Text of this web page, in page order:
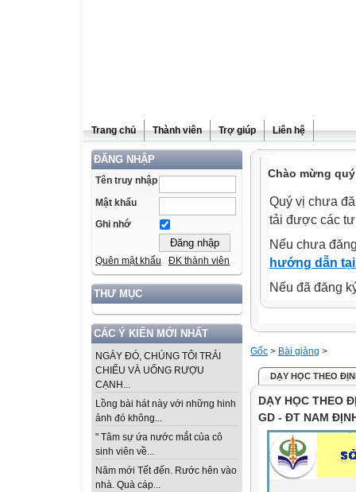
Trang chủ Thành viên Trợ giúp Liên hệ
ĐĂNG NHẬP
Tên truy nhập
Mật khẩu
Ghi nhớ
Quên mật khẩu ĐK thành viên
THƯ MỤC
CÁC Ý KIẾN MỚI NHẤT
NGÀY ĐÓ, CHÚNG TÔI TRẢI
CHIẾU VÀ UỐNG RƯỢU
CẠNH...
Lồng bài hát này với những hinh
ảnh đó không...
" Tâm sự ứa nước mắt của cô
sinh viên về...
Năm mới Tết đến. Rước hên vào
nhà. Quà cáp...
Chào mừng
Quý vị chưa
tải được các
Nếu chưa
hướng dẫn
Nếu đã đăng
Gốc > Bài giảng >
DẠY HỌC THEO
DẠY HỌC THEO
GD - ĐT NAM